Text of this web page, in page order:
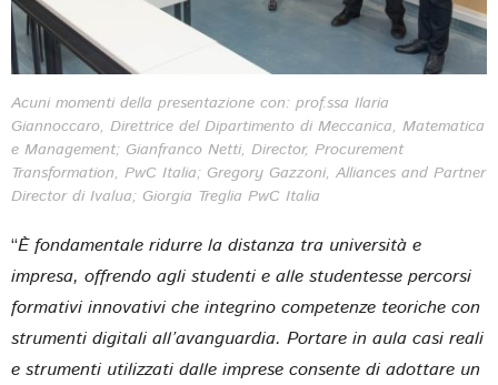
Acuni momenti della presentazione con: prof.ssa Ilaria
Giannoccaro, Direttrice del Dipartimento di Meccanica, Matematica
e Management; Gianfranco Netti, Director, Procurement
Transformation, PwC Italia; Gregory Gazzoni, Alliances and Partner
Director di Ivalua; Giorgia Treglia PwC Italia
“È fondamentale ridurre la distanza tra università e
impresa, offrendo agli studenti e alle studentesse percorsi
formativi innovativi che integrino competenze teoriche con
strumenti digitali all’avanguardia. Portare in aula casi reali
e strumenti utilizzati dalle imprese consente di adottare un